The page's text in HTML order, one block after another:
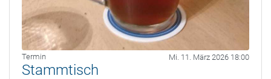
Termin Mi. 11. März 2026 18:00
Stammtisch